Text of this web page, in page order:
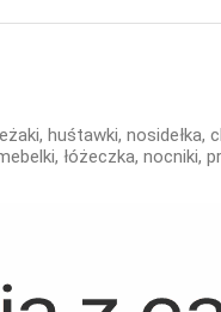
huśtawki, nosidełka,
łóżeczka, nocniki,